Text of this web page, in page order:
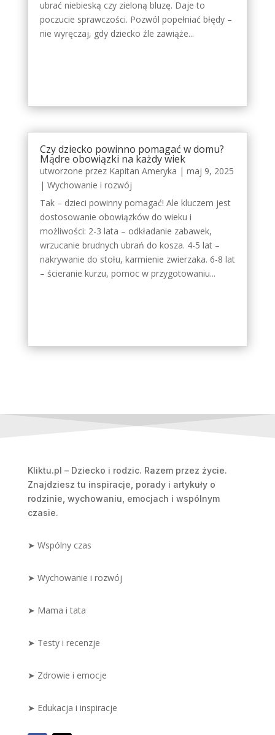
ubrać niebieską czy zieloną bluzę. Daje to
poczucie sprawczości. Pozwól popełniać błędy –
nie wyręczaj, gdy dziecko źle zawiąże...
Czy dziecko powinno pomagać w domu?
Mądre obowiązki na każdy wiek
utworzone przez Kapitan Ameryka | maj 9, 2025
| Wychowanie i rozwój
Tak – dzieci powinny pomagać! Ale kluczem jest
dostosowanie obowiązków do wieku i
możliwości: 2-3 lata – odkładanie zabawek,
wrzucanie brudnych ubrań do kosza. 4-5 lat –
nakrywanie do stołu, karmienie zwierzaka. 6-8 lat
– ścieranie kurzu, pomoc w przygotowaniu...
Kliktu.pl – Dziecko i rodzic. Razem przez życie.
Znajdziesz tu inspiracje, porady i artykuły o
rodzinie, wychowaniu, emocjach i wspólnym
czasie.
➤ Wspólny czas
➤ Wychowanie i rozwój
➤ Mama i tata
➤ Testy i recenzje
➤ Zdrowie i emocje
➤ Edukacja i inspiracje